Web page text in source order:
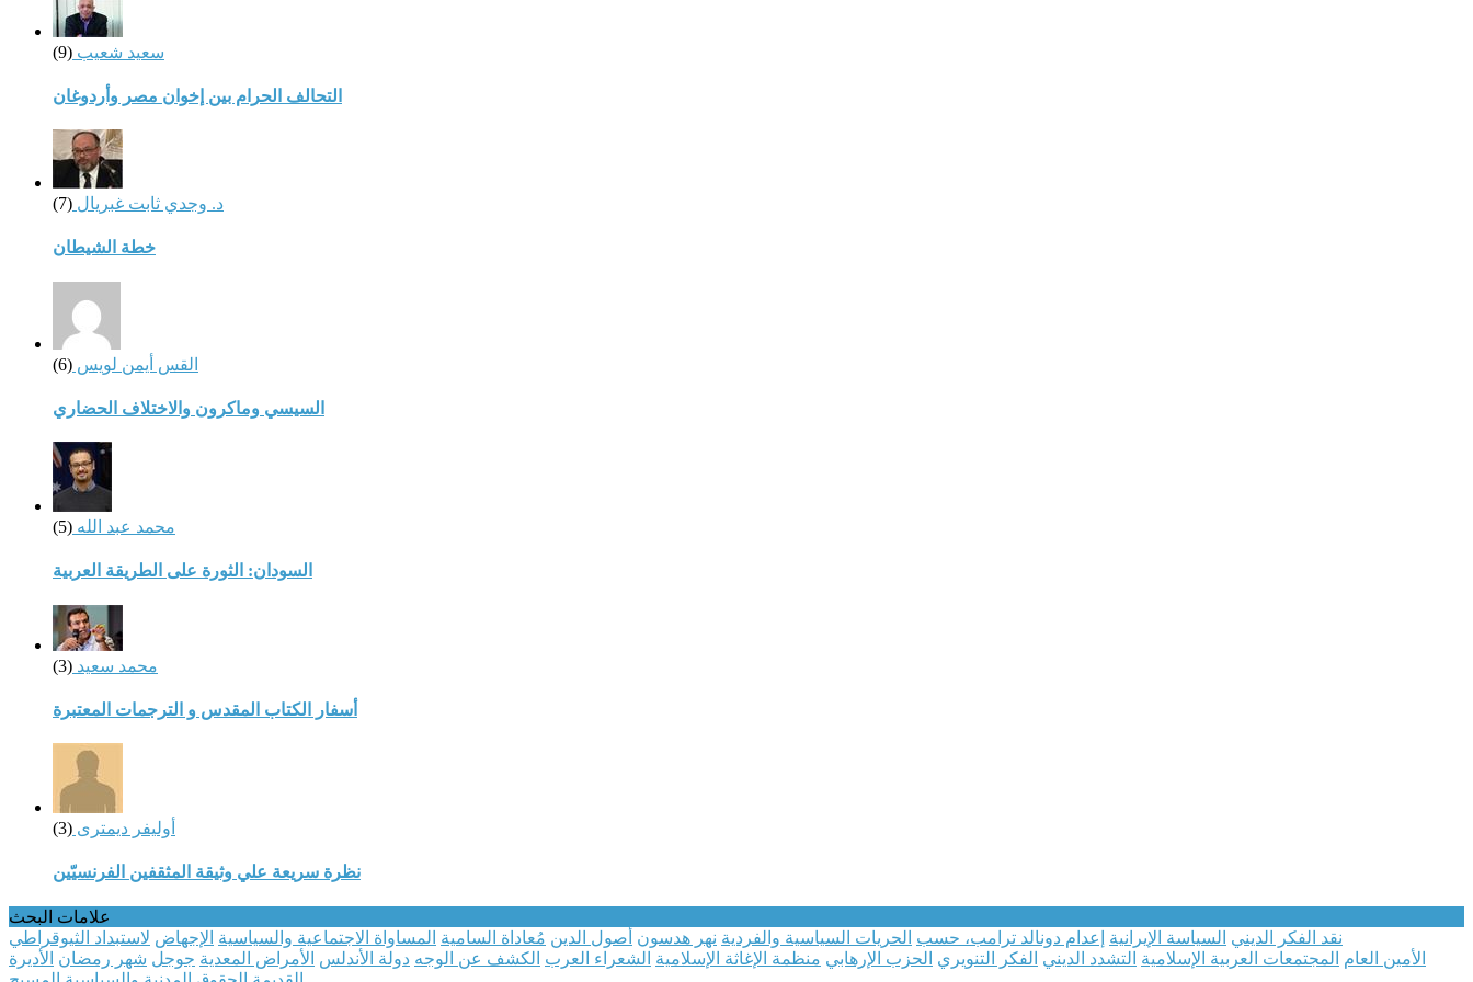
سعيد شعيب (9)
التحالف الحرام بين إخوان مصر وأردوغان
د. وجدي ثابت غبريال (7)
خطة الشيطان
القس أيمن لويس (6)
السيسي وماكرون والاختلاف الحضاري
محمد عبد الله (5)
السودان: الثورة على الطريقة العربية
محمد سعيد (3)
أسفار الكتاب المقدس و الترجمات المعتبرة
أوليفر ديمترى (3)
نظرة سريعة علي وثيقة المثقفين الفرنسيّين
علامات البحث
نقد الفكر الديني السياسة الإيرانية إعدام دونالد ترامب، حسب الحريات السياسية والفردية نهر هدسون أصول الدين مُعاداة السامية المساواة الاجتماعية والسياسية الإجهاض لاستبداد الثيوقراطي
الأمين العام المجتمعات العربية الإسلامية التشدد الديني الفكر التنويري الحزب الإرهابي منظمة الإغاثة الإسلامية الشعراء العرب الكشف عن الوجه دولة الأندلس الأمراض المعدية جوجل شهر رمضان الأديرة